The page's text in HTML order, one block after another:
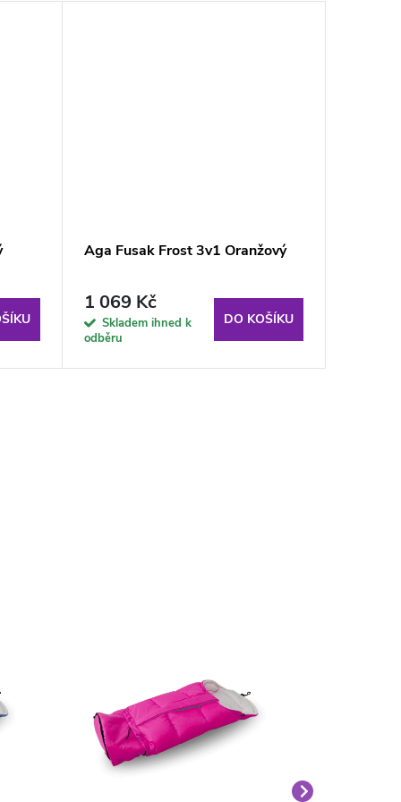
Aga Fusak Frost 3v1 Oranžový
1 069 Kč
Skladem ihned k
odběru
DO KOŠÍKU